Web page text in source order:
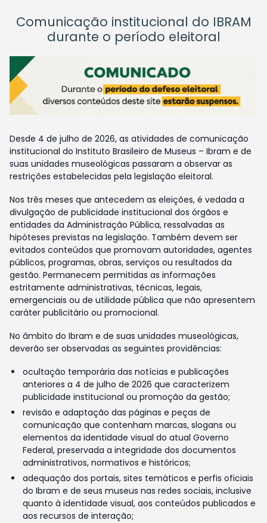
Comunicação institucional do IBRAM
durante o período eleitoral
Desde 4 de julho de 2026, as atividades de comunicação
institucional do Instituto Brasileiro de Museus – Ibram e de
suas unidades museológicas passaram a observar as
restrições estabelecidas pela legislação eleitoral.
Nos três meses que antecedem as eleições, é vedada a
divulgação de publicidade institucional dos órgãos e
entidades da Administração Pública, ressalvadas as
hipóteses previstas na legislação. Também devem ser
evitados conteúdos que promovam autoridades, agentes
públicos, programas, obras, serviços ou resultados da
gestão. Permanecem permitidas as informações
estritamente administrativas, técnicas, legais,
emergenciais ou de utilidade pública que não apresentem
caráter publicitário ou promocional.
No âmbito do Ibram e de suas unidades museológicas,
deverão ser observadas as seguintes providências:
ocultação temporária das notícias e publicações
anteriores a 4 de julho de 2026 que caracterizem
publicidade institucional ou promoção da gestão;
revisão e adaptação das páginas e peças de
comunicação que contenham marcas, slogans ou
elementos da identidade visual do atual Governo
Federal, preservada a integridade dos documentos
administrativos, normativos e históricos;
adequação dos portais, sites temáticos e perfis oficiais
do Ibram e de seus museus nas redes sociais, inclusive
quanto à identidade visual, aos conteúdos publicados e
aos recursos de interação;